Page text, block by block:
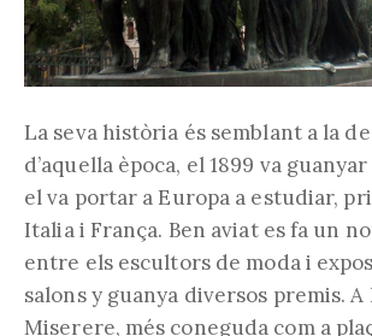
La seva història és semblant a la
d’aquella època, el 1899 va
el va portar a Europa a estudiar,
Italia i França. Ben aviat es fa un
entre els escultors de moda i
salons y guanya diversos premis. A
Miserere, més coneguda com a